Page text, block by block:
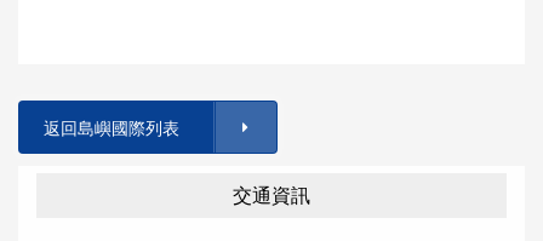
返回島嶼國際列表
交通資訊